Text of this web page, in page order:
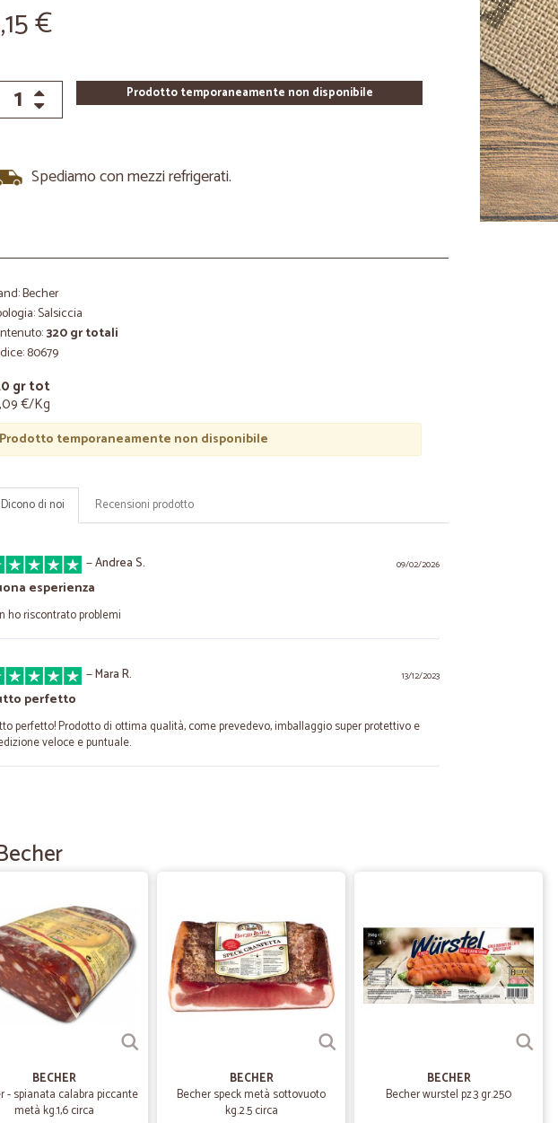
€
Prodotto temporaneamente non disponibile
Spediamo con mezzi refrigerati.
Becher
Salsiccia
320 gr totali
80679
gr tot
€/Kg
Prodotto temporaneamente non disponibile
Dicono di noi Recensioni prodotto
09/02/2026
—Andrea S.
esperienza
ho riscontrato problemi
13/12/2023
—Mara R.
perfetto
perfetto! Prodotto di ottima qualità, come prevedevo, imballaggio super protettivo e
veloce e puntuale.
e puntualità. Esperienza decisamente positiva. Consigliato
—Emanuela P.
servizio e prodotti buoni
servizio e prodotti buoni
seller, spedizione rapida, All 5 Stars to you
BECHER
- spianata calabra piccante
metà kg.1,6 circa
BECHER
Becher speck metà sottovuoto
kg.2.5 circa
BECHER
Becher wurstel pz.3 gr.250